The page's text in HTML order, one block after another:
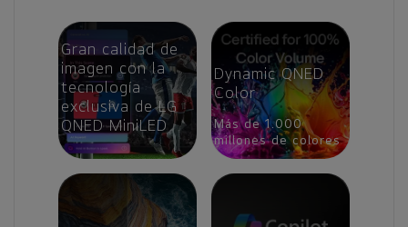
Gran calidad de
imagen con la
tecnología
exclusiva de LG
QNED MiniLED
Dynamic QNED
Color
Más de 1.000
millones de colores